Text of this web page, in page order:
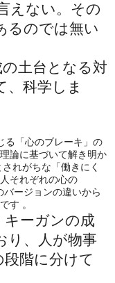
えない。その
るのでは無い
土台となる対
、科学しま
「心のブレーキ」の
論に基づいて解き明か
れがちな「働きにく
それぞれの心の
ージョンの違いから
す 。
ーガンの成
り、人が物事
階に分けて